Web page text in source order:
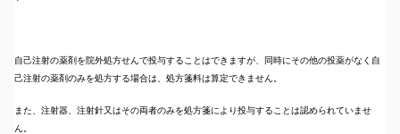
自己注射の薬剤を院外処方せんで投与することはできますが、同時にその他の投薬がなく自
己注射の薬剤のみを処方する場合は、処方箋料は算定できません。
また、注射器、注射針又はその両者のみを処方箋により投与することは認められていませ
ん。